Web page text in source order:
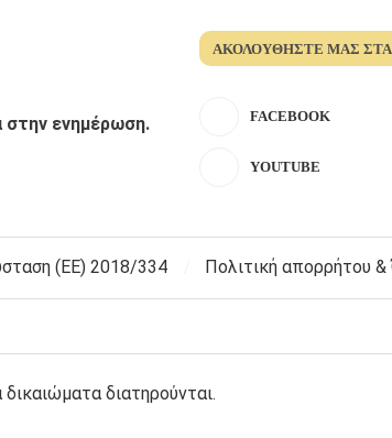
στην ενημέρωση.
ΑΚΟΛΟΥΘΉΣΤΕ ΜΑΣ ΣΤΑ
FACEBOOK
YOUTUBE
(ΕΕ) 2018/334 Πολιτική απορρήτου &
διατηρούνται.